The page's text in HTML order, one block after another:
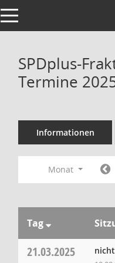
Toggle navigation
SPDplus-
Termine
Informationen
Monat
Tag
21.03.2025